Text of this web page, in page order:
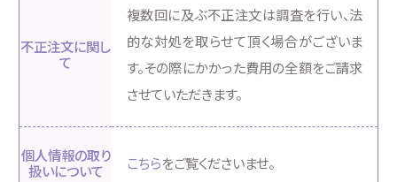
不正注文に関し
て
複数回に及ぶ不正注文は調査を行い、法
的な対処を取らせて頂く場合がございま
す。その際にかかった費用の全額をご請求
させていただきます。
個人情報の取り
扱いについて
こちらをご覧くださいませ。